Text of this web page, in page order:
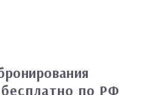
бесплатно по РФ